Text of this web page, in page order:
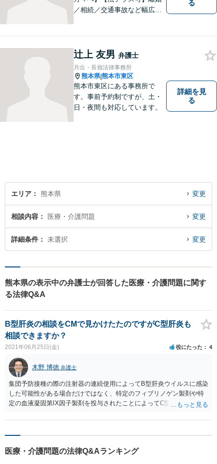
／相続／交通事故など幅広く
供してまいります。お気軽に
ご相談を！
る
辻上 友男 弁護士
月出・長嶺法律事務所
熊本県|熊本市東区
熊本市東区にある事務所で
す。事前予約制ですが、土・
日・夜間も対応しています。
詳細を見
る
エリア 熊本県 変更
相談内容 医療・介護問題 変更
詳細条件 未選択 変更
熊本県の表示中の弁護士が回答した医療・介護問題に関す
る法律Q&A
B型肝炎の相談をCMで見かけたたのですがC型肝炎も
相談できますか？
2021年06月25日(金) 役にたった 4
木野 博徳 弁護士
集団予防接種の際の注射器の連続使用によってB型肝炎ウイルスに感染
した可能性がある場合だけではなく、特定のフィブリノゲン製剤や特
定の血液凝固第IX因子製剤を投与されたことによってC型肝炎ウイルス
から数十年以上経っていると、これらの製剤が投与されたことを立証
のが良いかと存じます。
医療・介護問題の法律Q&Aランキング